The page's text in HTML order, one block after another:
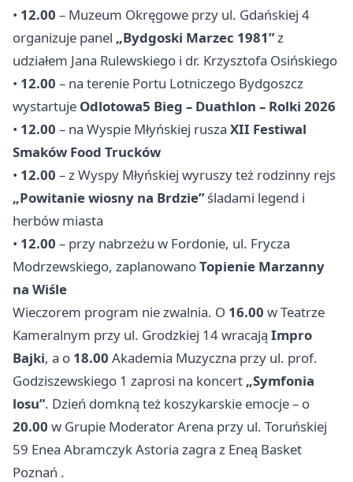
• 12.00 – Muzeum Okręgowe przy ul. Gdańskiej 4
organizuje panel „Bydgoski Marzec 1981”z
udziałem Jana Rulewskiego i dr. Krzysztofa Osińskiego
• 12.00 – na terenie Portu Lotniczego Bydgoszcz
wystartuje Odlotowa5 Bieg – Duathlon – Rolki 2026
• 12.00 – na Wyspie Młyńskiej rusza XII Festiwal
Smaków Food Trucków
• 12.00 – z Wyspy Młyńskiej wyruszy też rodzinny rejs
„Powitanie wiosny na Brdzie”śladami legend i
herbów miasta
• 12.00 – przy nabrzeżu w Fordonie, ul. Frycza
Modrzewskiego, zaplanowanoTopienie Marzanny
na Wiśle
Wieczorem program nie zwalnia. O 16.00 w Teatrze
Kameralnym przy ul. Grodzkiej 14 wracają Impro
Bajki, a o 18.00 Akademia Muzyczna przy ul. prof.
Godziszewskiego 1 zaprosi na koncert „Symfonia
losu”. Dzień domkną też koszykarskie emocje – o
20.00 w Grupie Moderator Arena przy ul. Toruńskiej
59 Enea Abramczyk Astoria zagra z Eneą Basket
Poznań .